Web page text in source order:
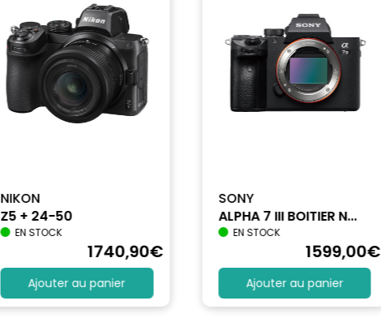
NIKON
Z5 + 24-50
EN STOCK
1740,90€
Ajouter au panier
SONY
ALPHA 7 III BOITIER N...
EN STOCK
1599,00€
Ajouter au panier